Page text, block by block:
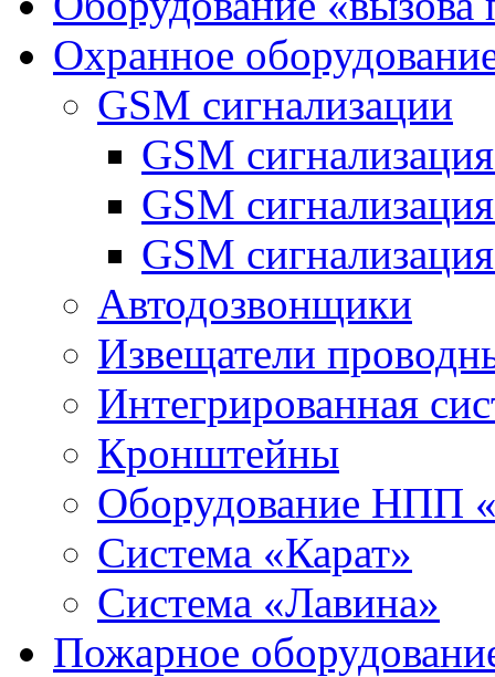
Охранное
GSM сигнализации
GSM
GSM
GSM
Автодозвонщики
Извещатели
Интегрированная
Кронштейны
Оборудование НПП
Система «Карат»
Система «Лавина»
Пожарное